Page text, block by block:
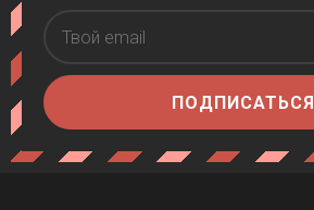
ПОДПИСАТЬСЯ